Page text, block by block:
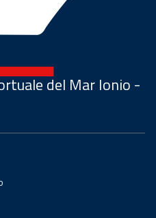
del Mar Ionio -